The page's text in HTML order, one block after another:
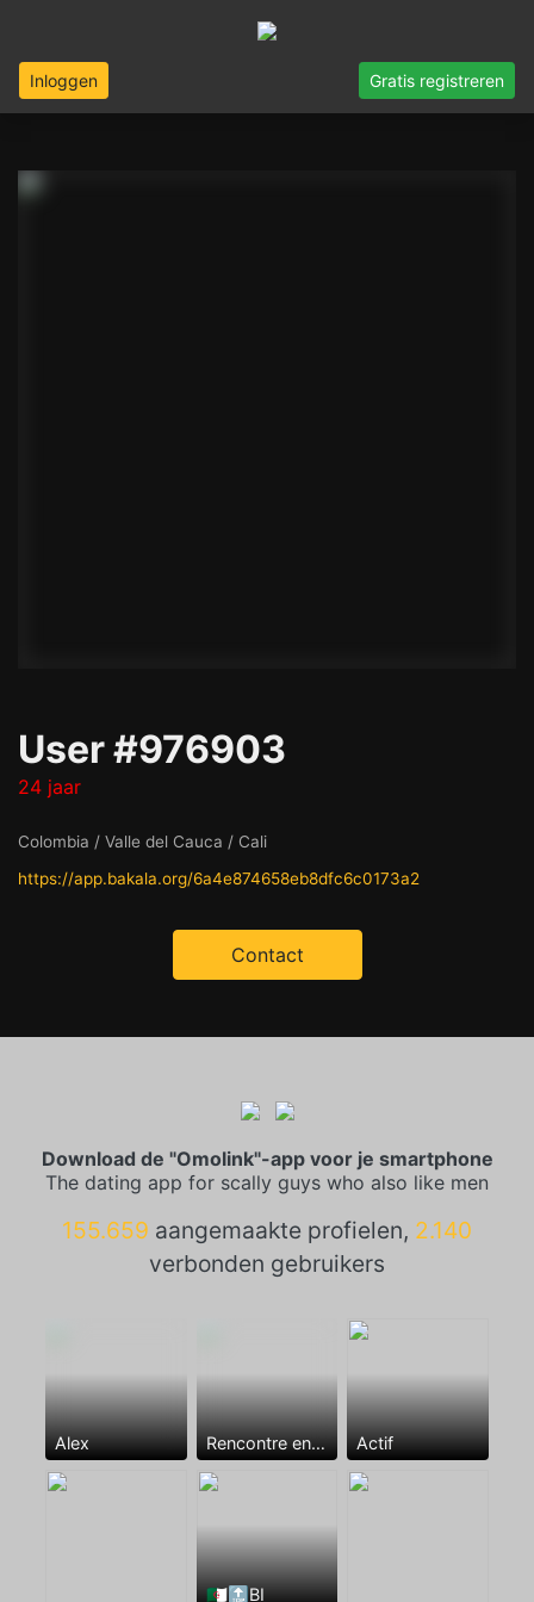
Inloggen Gratis registreren
User #976903
24 jaar
Colombia / Valle del Cauca / Cali
https://app.bakala.org/6a4e874658eb8dfc6c0173a2
Contact
Download de "Omolink"-app voor je smartphone
The dating app for scally guys who also like men
155.659 aangemaakte profielen, 2.140
verbonden gebruikers
Alex Rencontre entre mecs Actif
🇩🇿🔝BI